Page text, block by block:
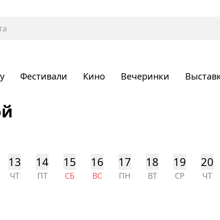
Фестивали Кино Вечеринки
13
ЧТ
14
ПТ
15
СБ
16
ВС
17
ПН
18
ВТ
19
СР
20
ЧТ